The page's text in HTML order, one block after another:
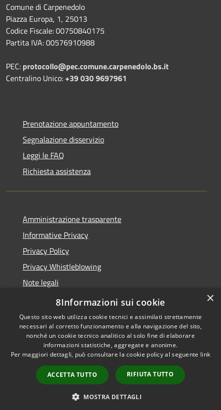
Comune di Carpenedolo
Piazza Europa, 1, 25013
Codice Fiscale: 00750840175
Partita IVA: 00576910988
PEC: protocollo@pec.comune.carpenedolo.bs.it
Centralino Unico:+39 030 9697961
Prenotazione appuntamento
Segnalazione disservizio
Leggi le FAQ
Richiesta assistenza
Amministrazione trasparente
Informative Privacy
Privacy Policy
Privacy Whistleblowing
Note legali
Dichiarazione di accessibilità
Accessibilità
Copyright © 2026 • Comune di
Carpenedolo • Powered by
Municipium•
Accesso
redazione
×
8Informazioni sui cookie
Questo sito web utilizza cookie tecnici e assimilati strettamente
necessari al corretto funzionamento e alla navigazione del sito,
nonché un cookie tecnico analitico al solo fine di elaborare
informazioni statistiche, aggregate e anonime.
Per maggiori dettagli, può consultare la cookie policy al seguente link
ACCETTA TUTTO RIFIUTA TUTTO
MOSTRA DETTAGLI